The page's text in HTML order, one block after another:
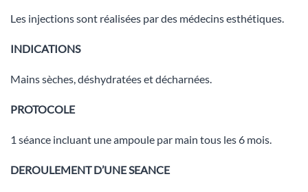
Les injections sont réalisées par des médecins esthétiques.
INDICATIONS
Mains sèches, déshydratées et décharnées.
PROTOCOLE
1 séance incluant une ampoule par main tous les 6 mois.
DEROULEMENT D’UNE SEANCE